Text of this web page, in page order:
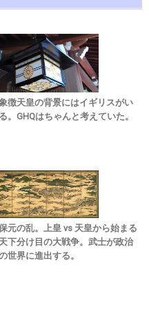
徴天皇の背景にはイギリスがい
る。GHQはちゃんと考えていた。
元の乱。上皇 vs 天皇から始まる
天下分け目の大戦争。武士が政治
世界に進出する。